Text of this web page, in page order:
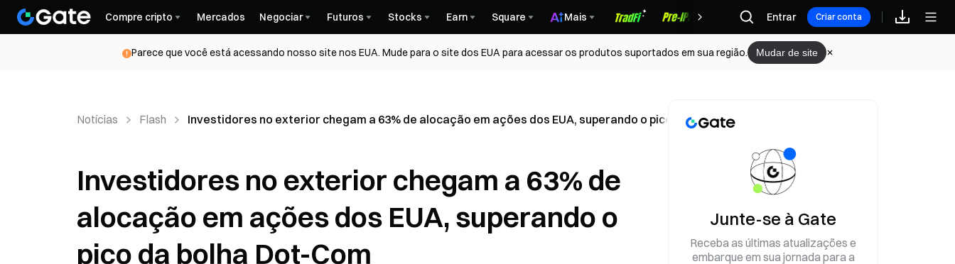
Compre cripto Mercados Negociar Futuros Stocks Earn Square Mais Recompensas
Entrar Criar conta
Parece que você está acessando nosso site nos EUA. Mude para o site dos EUA para acessar os produtos suportados em sua região. Mudar de site
Notícias Flash Investidores no exterior chegam a 63% de alocação em ações dos EUA, superando o pico da bolha Dot-Com
Investidores no exterior chegam a 63% de
alocação em ações dos EUA, superando o
pico da bolha Dot-Com
Junte-se à Gate
Receba as últimas atualizações e
embarque em sua jornada para a